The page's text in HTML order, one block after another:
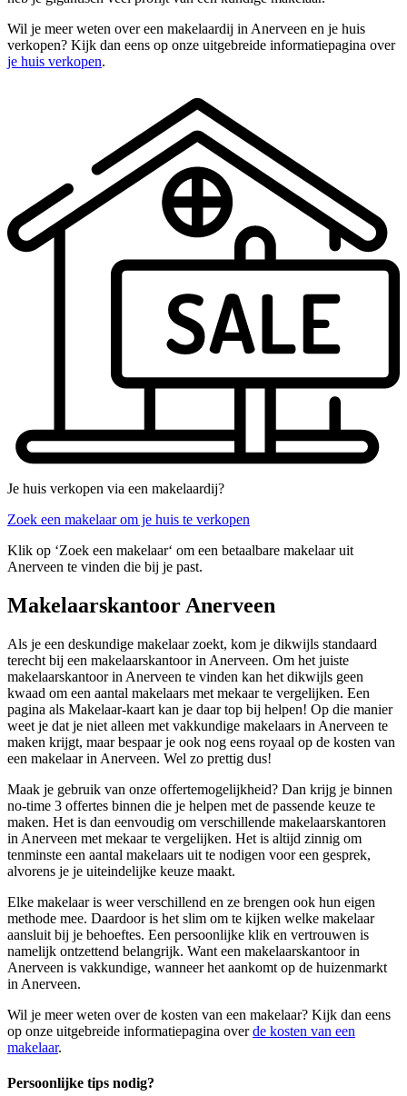
Wil je meer weten over een makelaardij in Anerveen en je huis
verkopen? Kijk dan eens op onze uitgebreide informatiepagina over
je huis verkopen.
Je huis verkopen via een makelaardij?
Zoek een makelaar om je huis te verkopen
Klik op ‘Zoek een makelaar‘ om een betaalbare makelaar uit
Anerveen te vinden die bij je past.
Makelaarskantoor Anerveen
Als je een deskundige makelaar zoekt, kom je dikwijls standaard
terecht bij een makelaarskantoor in Anerveen. Om het juiste
makelaarskantoor in Anerveen te vinden kan het dikwijls geen
kwaad om een aantal makelaars met mekaar te vergelijken. Een
pagina als Makelaar-kaart kan je daar top bij helpen! Op die manier
weet je dat je niet alleen met vakkundige makelaars in Anerveen te
maken krijgt, maar bespaar je ook nog eens royaal op de kosten van
een makelaar in Anerveen. Wel zo prettig dus!
Maak je gebruik van onze offertemogelijkheid? Dan krijg je binnen
no-time 3 offertes binnen die je helpen met de passende keuze te
maken. Het is dan eenvoudig om verschillende makelaarskantoren
in Anerveen met mekaar te vergelijken. Het is altijd zinnig om
tenminste een aantal makelaars uit te nodigen voor een gesprek,
alvorens je je uiteindelijke keuze maakt.
Elke makelaar is weer verschillend en ze brengen ook hun eigen
methode mee. Daardoor is het slim om te kijken welke makelaar
aansluit bij je behoeftes. Een persoonlijke klik en vertrouwen is
namelijk ontzettend belangrijk. Want een makelaarskantoor in
Anerveen is vakkundige, wanneer het aankomt op de huizenmarkt
in Anerveen.
Wil je meer weten over de kosten van een makelaar? Kijk dan eens
op onze uitgebreide informatiepagina overde kosten van een
makelaar.
Persoonlijke tips nodig?